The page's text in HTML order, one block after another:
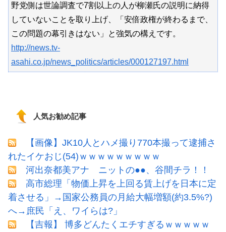
野党側は世論調査で7割以上の人が柳瀬氏の説明に納得
していないことを取り上げ、「安倍政権が終わるまで、
この問題の幕引きはない」と強気の構えです。
http://news.tv-
asahi.co.jp/news_politics/articles/000127197.html
人気お勧め記事
【画像】JK10人とハメ撮り770本撮って逮捕さ
れたイケおじ(54)ｗｗｗｗｗｗｗｗｗ
河出奈都美アナ ニットの●●、谷間チラ！！
高市総理「物価上昇を上回る賃上げを日本に定
着させる」→国家公務員の月給大幅増額(約3.5%?)
へ→庶民「え、ワイらは?」
【吉報】 博多どんたくエチすぎるｗｗｗｗｗ